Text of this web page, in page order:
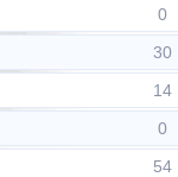
0
30
14
0
54